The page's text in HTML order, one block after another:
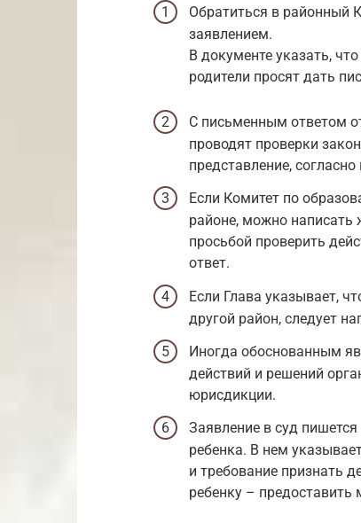
Обратиться в районный
заявлением.
В документе указать,
родители просят дать
С письменным ответом
проводят проверки
представление,
Если Комитет по
районе, можно написать
просьбой проверить
ответ.
Если Глава указывает,
другой район, следует
Иногда обоснованным
действий и решений
юрисдикции.
Заявление в суд пишется
ребенка. В нем
и требование признать
ребенку –